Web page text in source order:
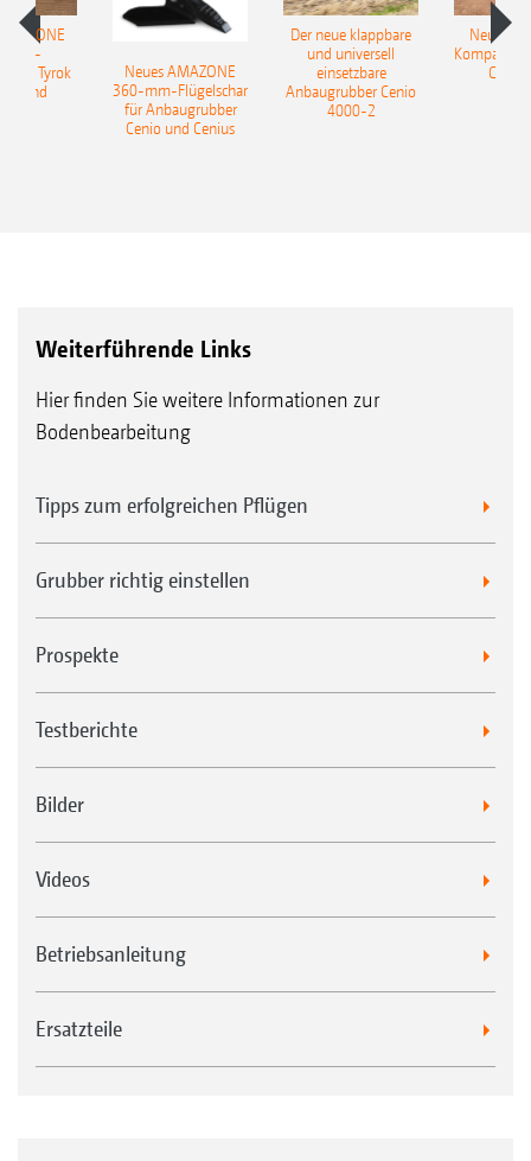
Tyrok
Neues AMAZONE
360-mm-Flügelschar
für Anbaugrubber
Cenio und Cenius
Der neue klappbare
und universell
einsetzbare
Anbaugrubber Cenio
4000-2
Neue
Weiterführende Links
Hier finden Sie weitere Informationen zur
Bodenbearbeitung
Tipps zum erfolgreichen Pflügen
Grubber richtig einstellen
Prospekte
Testberichte
Bilder
Videos
Betriebsanleitung
Ersatzteile